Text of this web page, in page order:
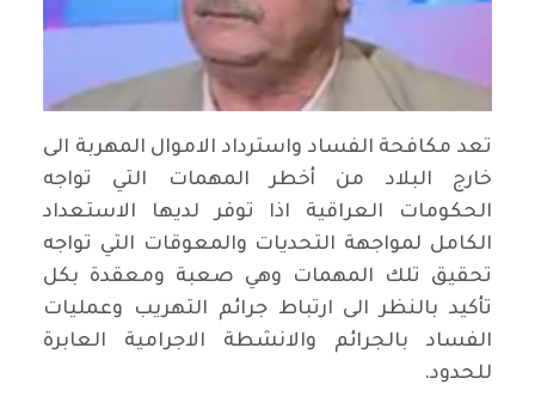
تعد مكافحة الفساد واسترداد الاموال المهربة الى
خارج البلاد من أخطر المهمات التي تواجه
الحكومات العراقية اذا توفر لديها الاستعداد
الكامل لمواجهة التحديات والمعوقات التي تواجه
تحقيق تلك المهمات وهي صعبة ومعقدة بكل
تأكيد بالنظر الى ارتباط جرائم التهريب وعمليات
الفساد بالجرائم والانشطة الاجرامية العابرة
للحدود.